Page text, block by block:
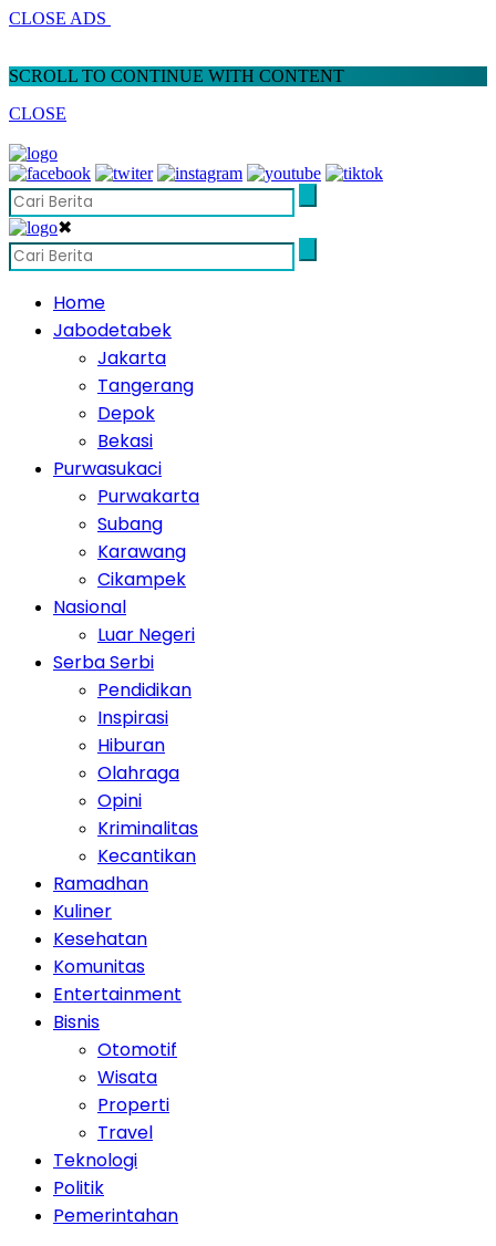
CLOSE ADS
SCROLL TO CONTINUE WITH CONTENT
CLOSE
✖
Home
Jabodetabek
Jakarta
Tangerang
Depok
Bekasi
Purwasukaci
Purwakarta
Subang
Karawang
Cikampek
Nasional
Luar Negeri
Serba Serbi
Pendidikan
Inspirasi
Hiburan
Olahraga
Opini
Kriminalitas
Kecantikan
Ramadhan
Kuliner
Kesehatan
Komunitas
Entertainment
Bisnis
Otomotif
Wisata
Properti
Travel
Teknologi
Politik
Pemerintahan